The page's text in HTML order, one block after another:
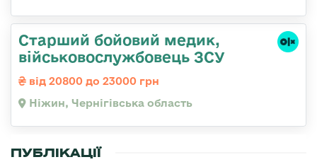
Старший бойовий медик,
військовослужбовець ЗСУ
від 20800 до 23000 грн
Ніжин, Чернігівська область
ПУБЛІКАЦІЇ